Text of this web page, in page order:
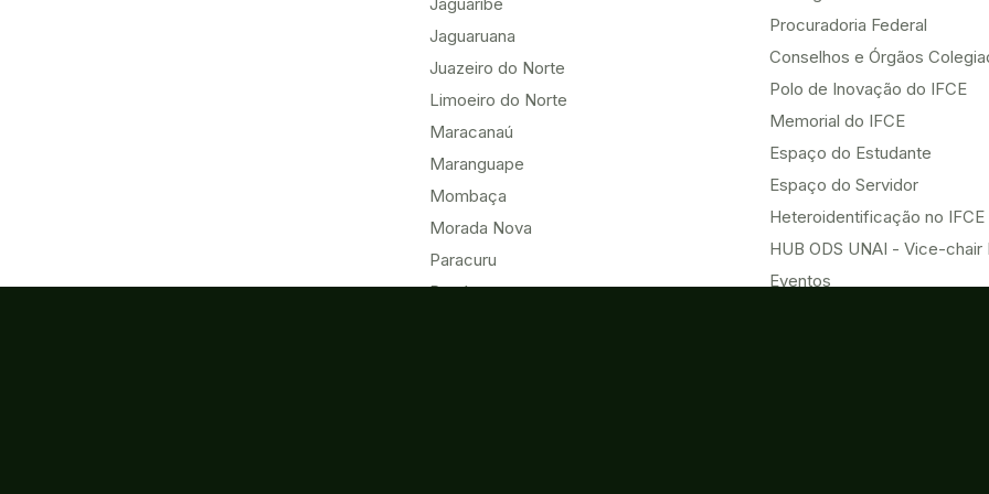
Jaguaruana
Juazeiro do Norte
Limoeiro do Norte
Maracanaú
Maranguape
Mombaça
Morada Nova
Paracuru
Pecém
Procuradoria Federal
Conselhos e Órgãos
Polo de Inovação do IFCE
Memorial do IFCE
Espaço do Estudante
Espaço do Servidor
Heteroidentificação no IFCE
HUB ODS UNAI - Vice-chair
Eventos